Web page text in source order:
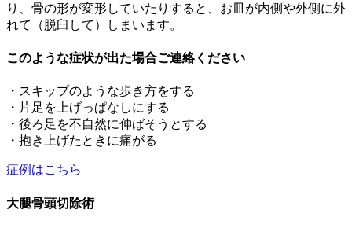
り、骨の形が変形していたりすると、お皿が内側や外側に外
れて（脱臼して）しまいます。
このような症状が出た場合ご連絡ください
・スキップのような歩き方をする
・片足を上げっぱなしにする
・後ろ足を不自然に伸ばそうとする
・抱き上げたときに痛がる
症例はこちら
大腿骨頭切除術